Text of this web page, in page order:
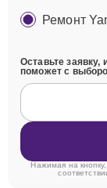
Ремонт
Оставьте заявку,
поможет с
Нажимая на